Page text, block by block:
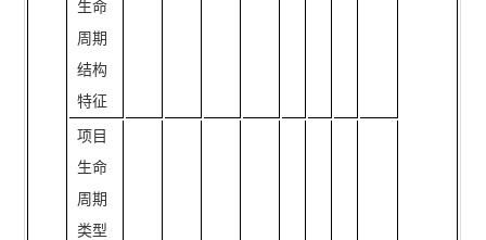
生命
周期
结构
特征
项目
生命
周期
类型